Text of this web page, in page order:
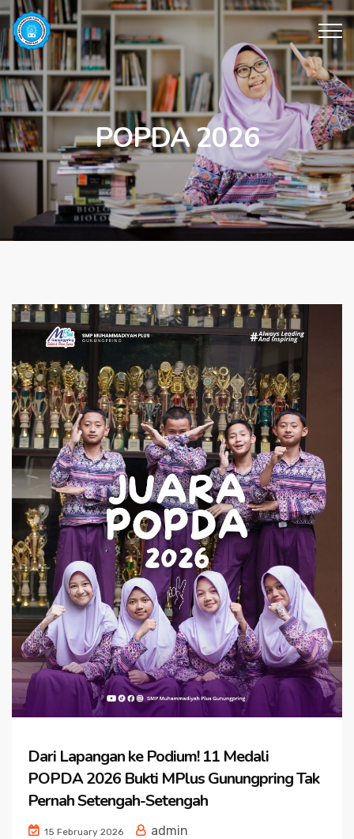
POPDA 2026
Dari Lapangan ke Podium! 11 Medali
POPDA 2026 Bukti MPlus Gunungpring Tak
Pernah Setengah-Setengah
15 February 2026
admin